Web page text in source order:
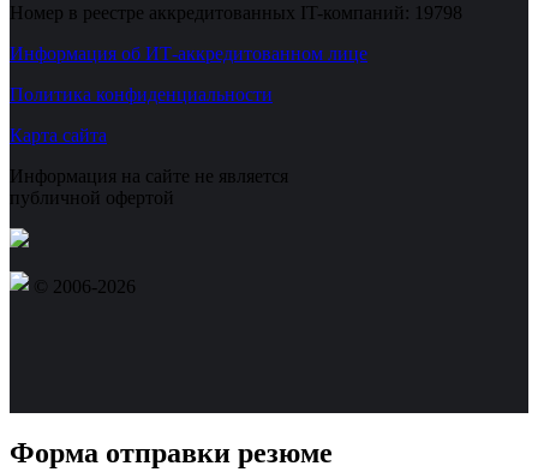
Номер в реестре аккредитованных IT-компаний: 19798
Информация об ИТ-аккредитованном лице
Политика конфиденциальности
Карта сайта
Информация на сайте не является
публичной офертой
© 2006-2026
Форма отправки резюме